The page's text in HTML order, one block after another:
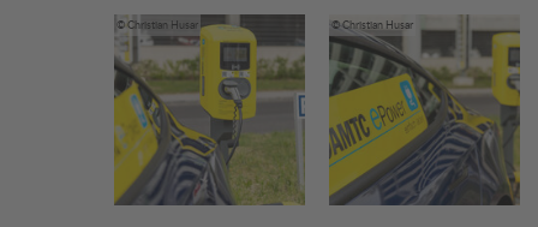
© Christian Husar © Christian Husar